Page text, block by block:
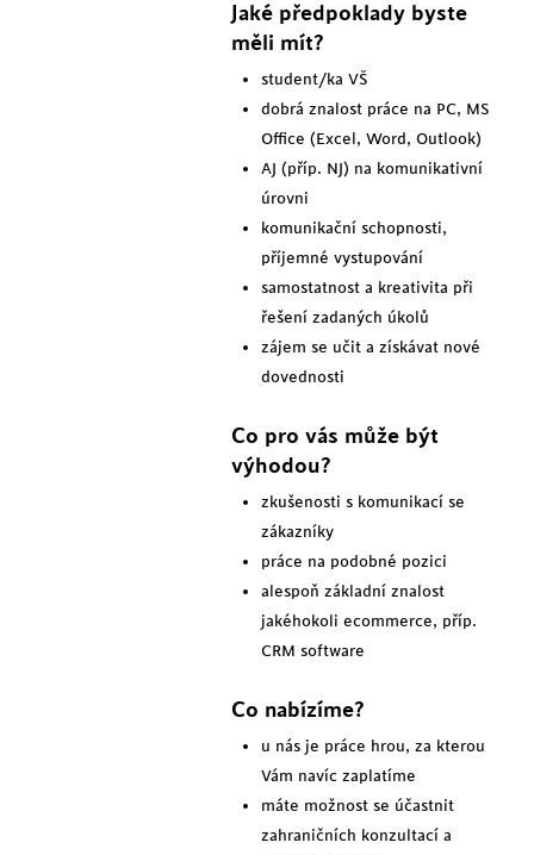
Jaké předpoklady byste
měli mít?
student/ka VŠ
dobrá znalost práce na PC, MS
Office (Excel, Word, Outlook)
AJ (příp. NJ) na komunikativní
úrovni
komunikační schopnosti,
příjemné vystupování
samostatnost a kreativita při
řešení zadaných úkolů
zájem se učit a získávat nové
dovednosti
Co pro vás může být
výhodou?
zkušenosti s komunikací se
zákazníky
práce na podobné pozici
alespoň základní znalost
jakéhokoli ecommerce, příp.
CRM software
Co nabízíme?
u nás je práce hrou, za kterou
Vám navíc zaplatíme
máte možnost se účastnit
zahraničních konzultací a